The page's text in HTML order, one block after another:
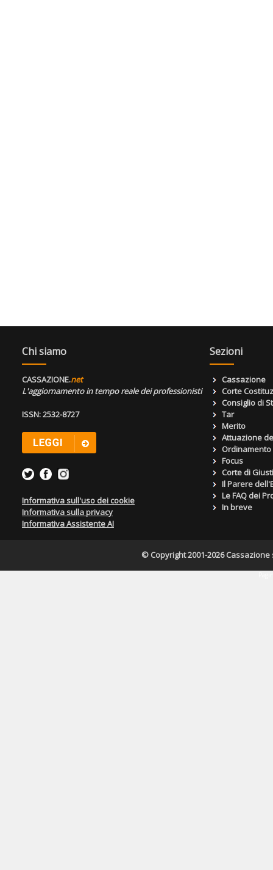
Chi siamo
CASSAZIONE.net
L'aggiornamento in tempo reale dei professionisti
ISSN: 2532-8727
Informativa sull'uso dei cookie
Informativa sulla privacy
Informativa Assistente AI
Sezioni
Cassazione
Corte
Consiglio di
Tar
Merito
Attuazione
Focus
Corte di
Il Parere
Le FAQ dei
In breve
© Copyright 2001-2026 Cassazione